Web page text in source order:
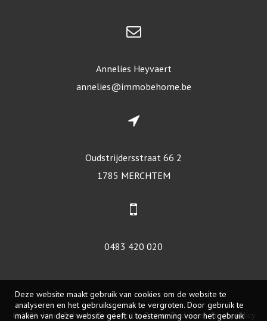
Annelies Heyvaert
annelies@immobehome.be
Oudstrijdersstraat 66 2
1785 MERCHTEM
0483 420 020
© 2026 - Immo Behome -Developed by Zabun-Disclaimer-Privacy policy
Deze website maakt gebruik van cookies om de website te
analyseren en het gebruiksgemak te vergroten. Door gebruik te
maken van deze website geeft u toestemming voor het gebruik